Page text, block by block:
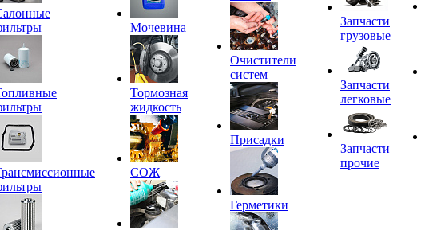
Мочевина
Тормозная
жидкость
СОЖ
Очистители
систем
Присадки
Герметики
Запчасти
грузовые
Запчасти
легковые
Запчасти
прочие